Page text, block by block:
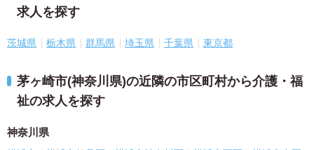
求人を探す
茨城県 栃木県 群馬県 埼玉県 千葉県 東京都
茅ヶ崎市(神奈川県)の近隣の市区町村から介護・福
祉の求人を探す
神奈川県